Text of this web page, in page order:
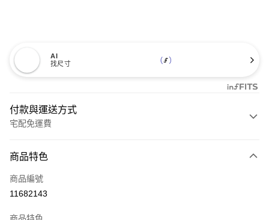
AI
找尺寸
付款與運送方式
宅配免運費
信用卡一次付款
信用卡分期付款
商品特色
商品編號
11682143